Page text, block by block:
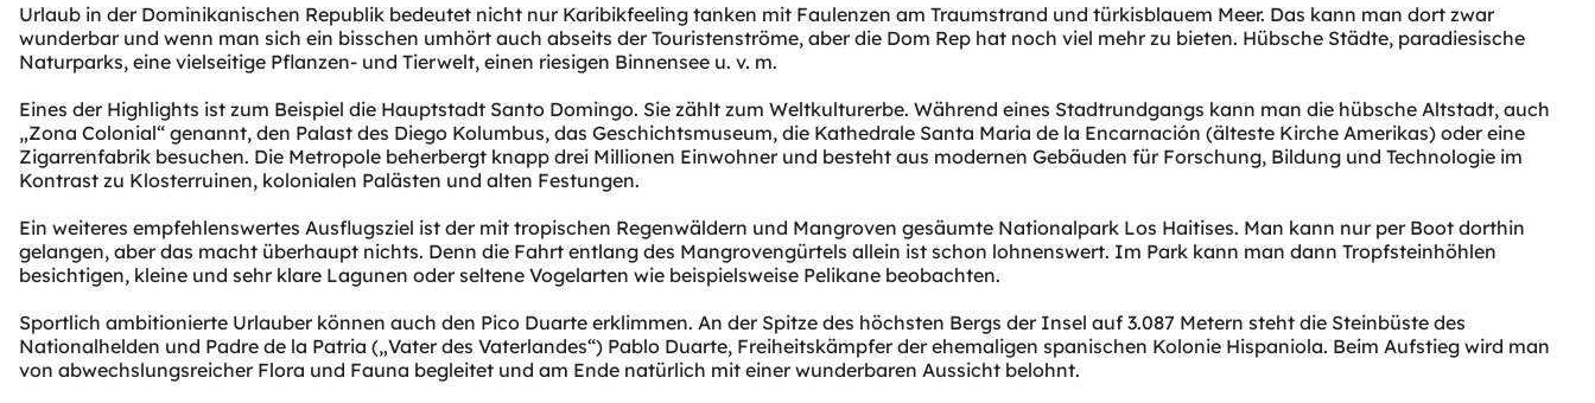
Urlaub in der Dominikanischen Republik bedeutet nicht nur Karibikfeeling tanken mit Faulenzen am Traumstrand und türkisblauem Meer. Das kann man dort zwar
wunderbar und wenn man sich ein bisschen umhört auch abseits der Touristenströme, aber die Dom Rep hat noch viel mehr zu bieten. Hübsche Städte, paradiesische
Naturparks, eine vielseitige Pflanzen- und Tierwelt, einen riesigen Binnensee u. v. m.
Eines der Highlights ist zum Beispiel die Hauptstadt Santo Domingo. Sie zählt zum Weltkulturerbe. Während eines Stadtrundgangs kann man die hübsche Altstadt, auch
„Zona Colonial“ genannt, den Palast des Diego Kolumbus, das Geschichtsmuseum, die Kathedrale Santa Maria de la Encarnación (älteste Kirche Amerikas) oder eine
Zigarrenfabrik besuchen. Die Metropole beherbergt knapp drei Millionen Einwohner und besteht aus modernen Gebäuden für Forschung, Bildung und Technologie im
Kontrast zu Klosterruinen, kolonialen Palästen und alten Festungen.
Ein weiteres empfehlenswertes Ausflugsziel ist der mit tropischen Regenwäldern und Mangroven gesäumte Nationalpark Los Haitises. Man kann nur per Boot dorthin
gelangen, aber das macht überhaupt nichts. Denn die Fahrt entlang des Mangrovengürtels allein ist schon lohnenswert. Im Park kann man dann Tropfsteinhöhlen
besichtigen, kleine und sehr klare Lagunen oder seltene Vogelarten wie beispielsweise Pelikane beobachten.
Sportlich ambitionierte Urlauber können auch den Pico Duarte erklimmen. An der Spitze des höchsten Bergs der Insel auf 3.087 Metern steht die Steinbüste des
Nationalhelden und Padre de la Patria („Vater des Vaterlandes“) Pablo Duarte, Freiheitskämpfer der ehemaligen spanischen Kolonie Hispaniola. Beim Aufstieg wird man
von abwechslungsreicher Flora und Fauna begleitet und am Ende natürlich mit einer wunderbaren Aussicht belohnt.